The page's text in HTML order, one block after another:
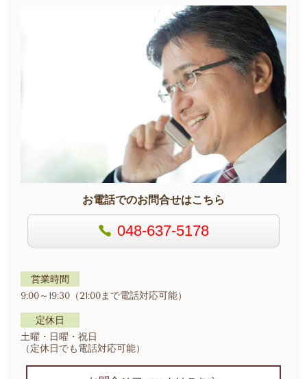
お電話でのお問合せはこちら
048-637-5178
営業時間
9:00～19:30（21:00まで電話対応可能）
定休日
土曜・日曜・祝日
（定休日でも電話対応可能）